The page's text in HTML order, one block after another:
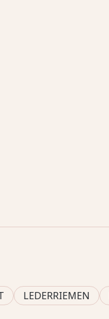
LEDERRIEMEN